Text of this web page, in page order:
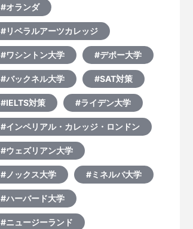
#オランダ
#リベラルアーツカレッジ
#ワシントン大学 #デポー大学
#バックネル大学 #SAT対策
#IELTS対策 #ライデン大学
#インペリアル・カレッジ・ロンドン
#ウェズリアン大学
#ノックス大学 #ミネルバ大学
#ハーバード大学
#ニュージーランド